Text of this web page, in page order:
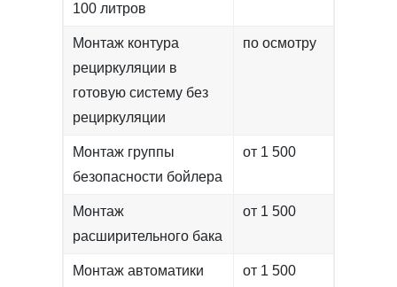
100 литров
Монтаж контура
рециркуляции в
готовую систему без
рециркуляции
по осмотру
Монтаж группы
безопасности бойлера
от 1 500
Монтаж
расширительного бака
от 1 500
Монтаж автоматики
от 1 500